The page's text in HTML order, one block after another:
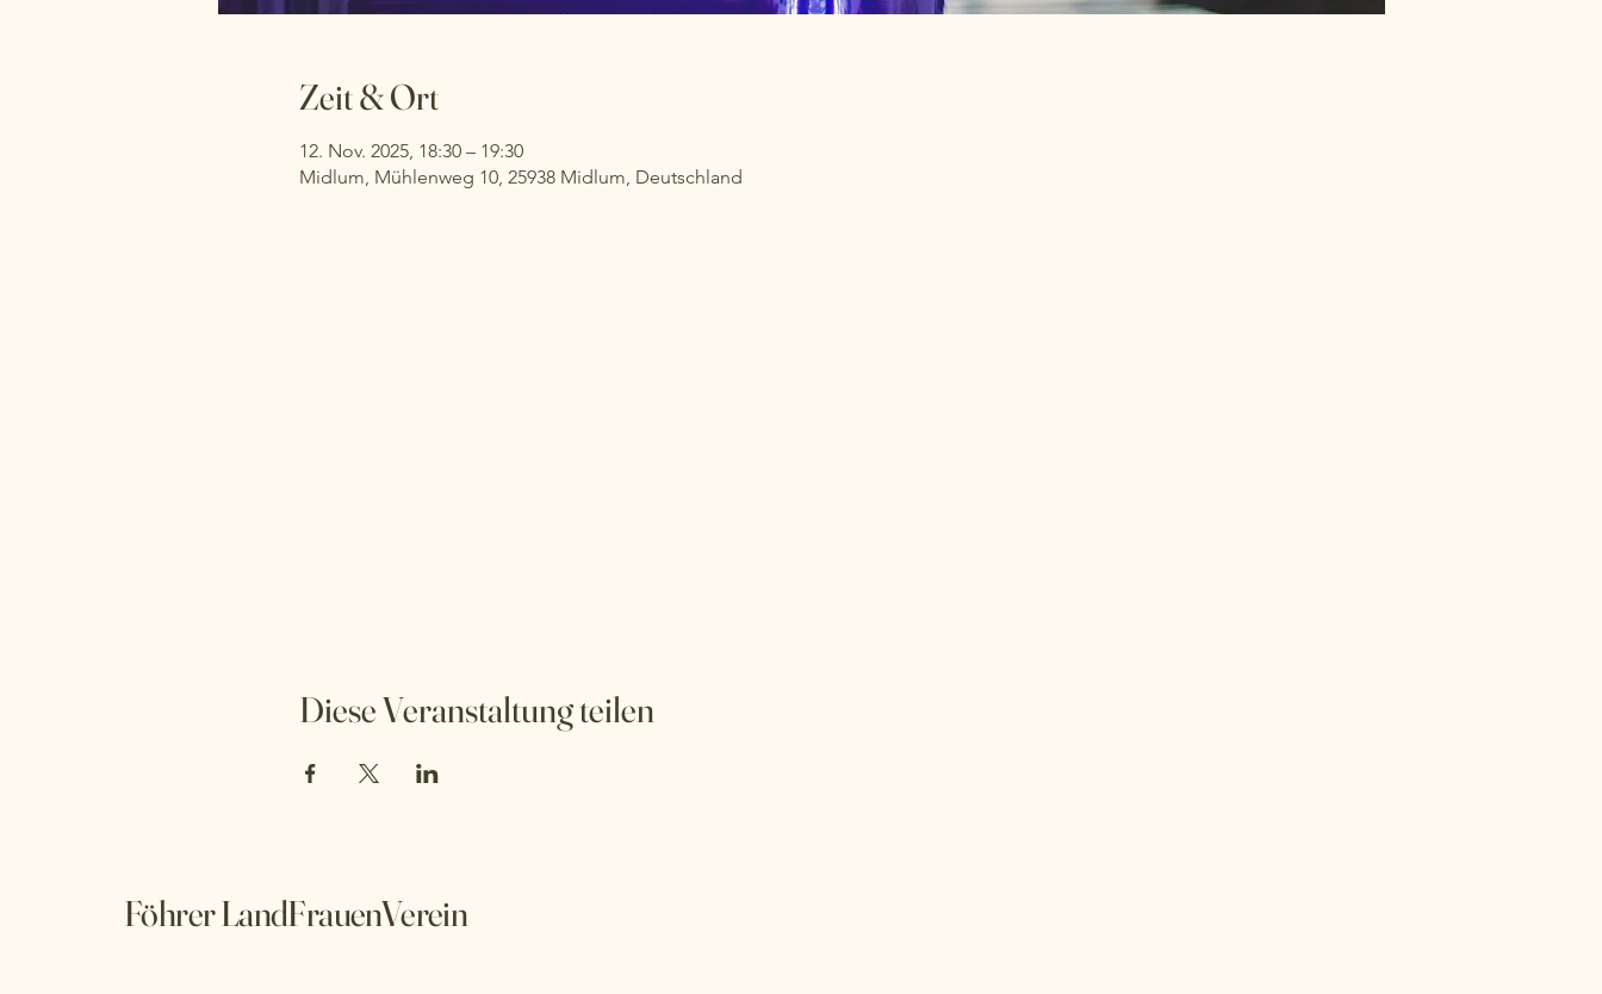
Zeit & Ort
12. Nov. 2025, 18:30 – 19:30
Midlum, Mühlenweg 10, 25938 Midlum, Deutschland
Diese Veranstaltung teilen
Föhrer LandFrauenVerein